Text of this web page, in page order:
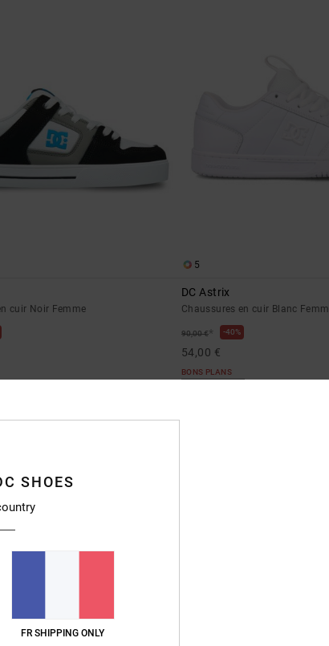
cuir Noir Femme
5
DC Astrix
Chaussures en cuir Blanc
90,00 €* 40%
54,00 €
BONS PLANS
SHOES
FR SHIPPING ONLY